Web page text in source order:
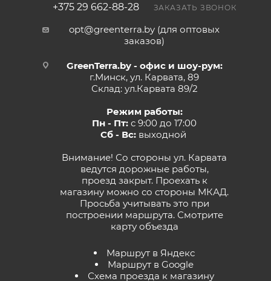
+375 29 662-88-28 ЗАКАЗАТЬ ЗВОНОК
opt@greenterra.by (для оптовых
заказов)
GreenTerra.by - офис и шоу-рум:
г.Минск, ул. Карвата, 89
Склад: ул.Карвата 89/2
Режим работы:
Пн - Пт: с 9:00 до 17:00
Сб - Вс:выходной
Внимание! Со стороны ул. Карвата
ведутся дорожные работы,
проезд закрыт. Проехать к
магазину можно со стороны МКАД.
Просьба учитывать это при
построении маршрута. Смотрите
карту объезда
Маршрут в Яндекс
Маршрут в Google
Схема проезда к магазину